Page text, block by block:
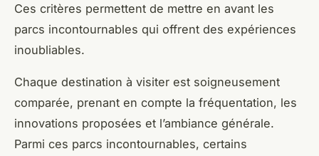
Ces critères permettent de mettre en avant les
parcs incontournables qui offrent des expériences
inoubliables.
Chaque destination à visiter est soigneusement
comparée, prenant en compte la fréquentation, les
innovations proposées et l’ambiance générale.
Parmi ces parcs incontournables, certains